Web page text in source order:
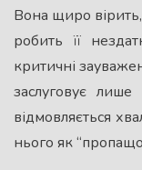
Вона щиро
робить її
критичні
заслуговує
відмовляється
нього як